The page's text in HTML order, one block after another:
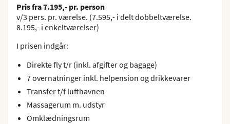
Pris fra 7.195,- pr. person
v/3 pers. pr. værelse. (7.595,- i delt dobbeltværelse.
8.195,- i enkeltværelser)
I prisen indgår:
Direkte fly t/r (inkl. afgifter og bagage)
7 overnatninger inkl. helpension og drikkevarer
Transfer t/f lufthavnen
Massagerum m. udstyr
Omklædningsrum